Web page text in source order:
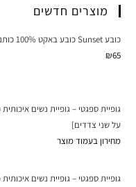
מוצרים חדשים
כובע Sunset כובע באקט 100% כותנה עם שרוך ואבזם
₪65
על שני צדדים]
מחירון בעמוד מוצר